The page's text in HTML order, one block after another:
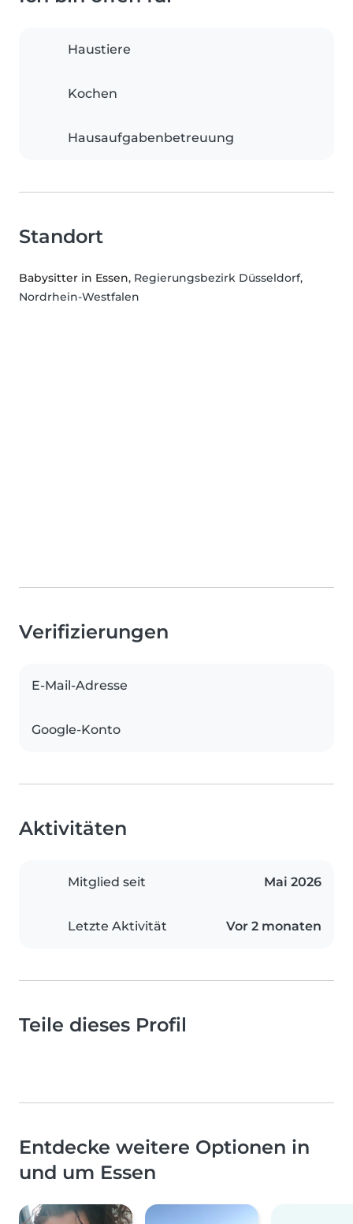
Haustiere
Kochen
Hausaufgabenbetreuung
Standort
Babysitter in Essen, Regierungsbezirk Düsseldorf,
Nordrhein-Westfalen
Verifizierungen
E-Mail-Adresse
Google-Konto
Aktivitäten
Mitglied seit Mai 2026
Letzte Aktivität Vor 2 monaten
Teile dieses Profil
Entdecke weitere Optionen in
und um Essen